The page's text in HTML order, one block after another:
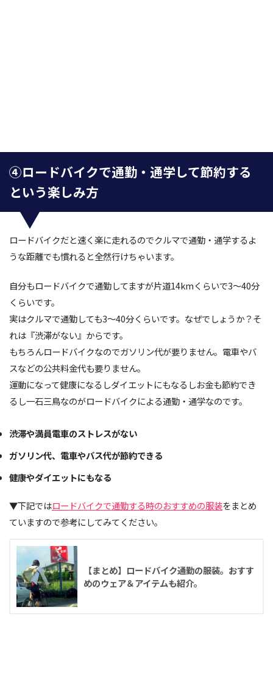
④ロードバイクで通勤・通学して節約する
という楽しみ方
ロードバイクだと速く楽に走れるのでクルマで通勤・通学するよ
うな距離でも慣れると全然行けちゃいます。
自分もロードバイクで通勤してますが片道14kmくらいで3～40分
くらいです。
実はクルマで通勤しても3～40分くらいです。なぜでしょうか？そ
れは『渋滞がない』からです。
もちろんロードバイクなのでガソリン代が要りません。電車やバ
スなどの公共料金代も要りません。
運動になって健康になるしダイエットにもなるしお金も節約でき
るし一石三鳥なのがロードバイクによる通勤・通学なのです。
渋滞や満員電車のストレスがない
ガソリン代、電車やバス代が節約できる
健康やダイエットにもなる
▼下記ではロードバイクで通勤する時のおすすめの服装をまとめ
ていますので参考にしてみてください。
【まとめ】ロードバイク通勤の服装。おすす
めのウェア＆アイテムも紹介。